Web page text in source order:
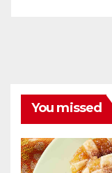
You missed